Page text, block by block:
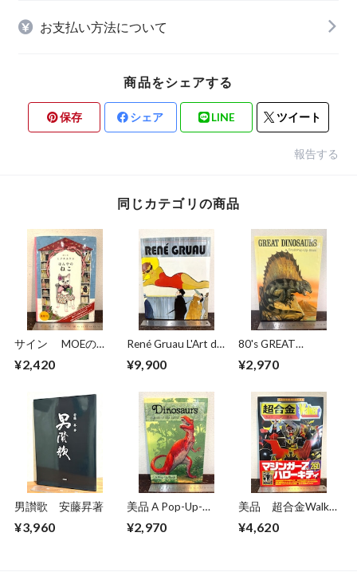
お支払い方法について
商品をシェアする
保存 シェア LINE ツイート
報告する
同じカテゴリの商品
サイン MOEのえ
こ ヒグチユウコ
¥2,420
René Gruau L'Art de
of Advertising
¥9,900
80's GREAT
Pop−Up Book
¥2,970
男讃歌 安藤昇著
¥3,960
美品 A Pop-Up-
Giants of the Earth
¥2,970
美品 超合金Walkar
誕生40周年記念
¥4,620